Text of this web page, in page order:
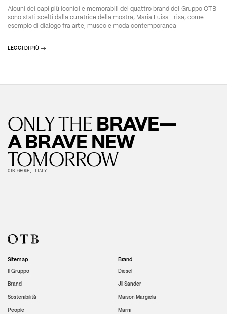
Alcuni dei capi più iconici e memorabili dei quattro brand del Gruppo OTB
sono stati scelti dalla curatrice della mostra, Maria Luisa Frisa, come
esempio di dialogo fra arte, museo e moda contemporanea
LEGGI DI PIÙ
ONLY THE BRAVE—
A BRAVE NEW
TOMORROW
OTB GROUP, ITALY
Sitemap
Il Gruppo
Brand
Sostenibilità
People
Brand
Diesel
Jil Sander
Maison Margiela
Marni